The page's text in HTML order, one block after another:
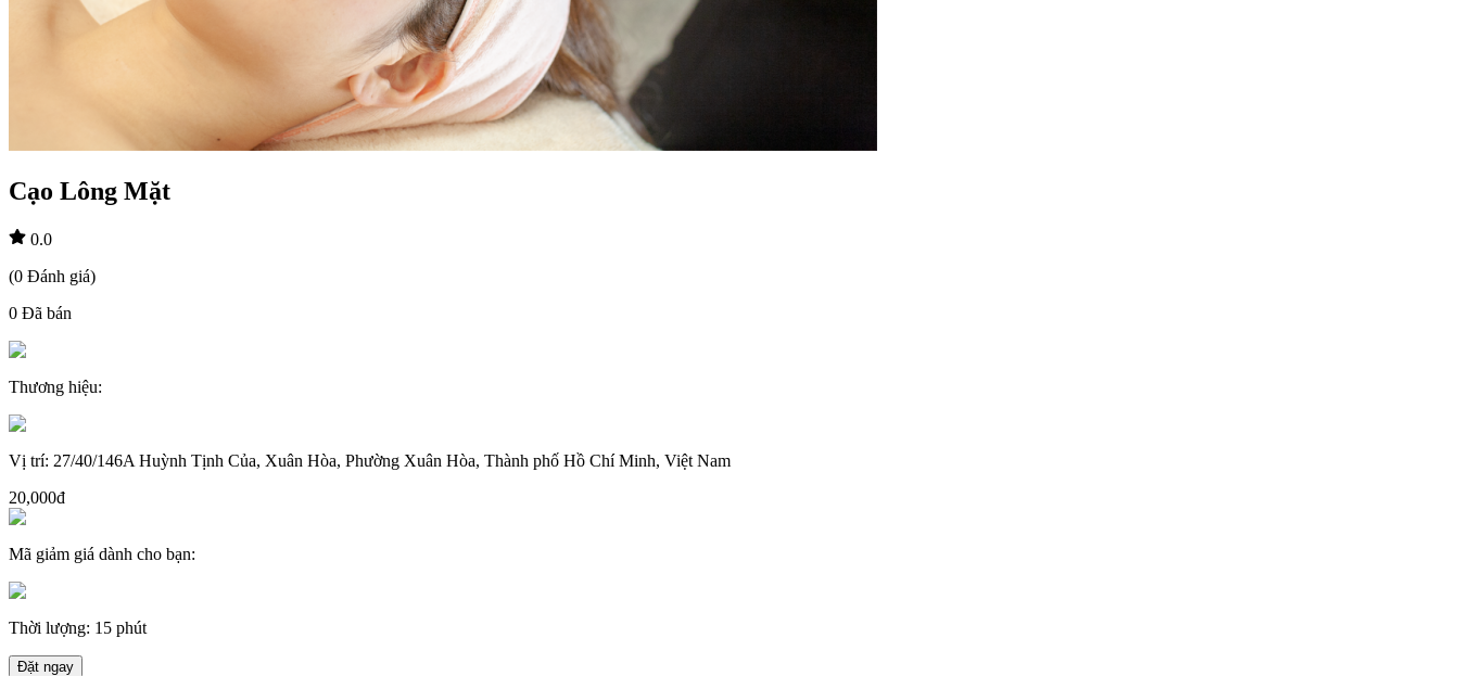
Cạo Lông Mặt
0.0
(0 Đánh giá)
0 Đã bán
Thương hiệu:
Vị trí: 27/40/146A Huỳnh Tịnh Của, Xuân Hòa, Phường Xuân Hòa, Thành phố Hồ Chí Minh, Việt Nam
20,000đ
Mã giảm giá dành cho bạn:
Thời lượng: 15 phút
Đặt ngay